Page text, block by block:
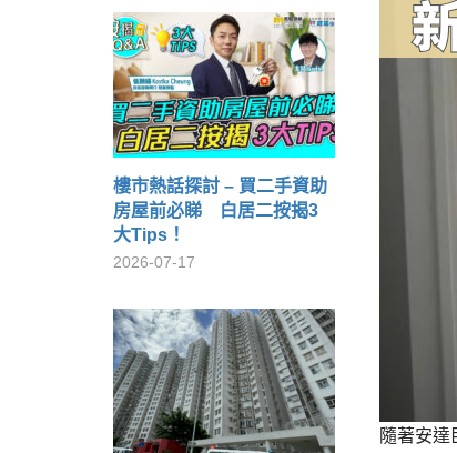
樓市熱話探討 – 買二手資助
房屋前必睇 白居二按揭3
大Tips！
2026-07-17
隨著安達